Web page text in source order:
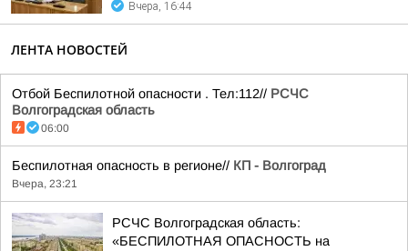
Вчера, 16:44
ЛЕНТА НОВОСТЕЙ
Отбой Беспилотной опасности . Тел:112// РСЧС
Волгоградская область
06:00
Беспилотная опасность в регионе// КП - Волгоград
Вчера, 23:21
РСЧС Волгоградская область:
«БЕСПИЛОТНАЯ ОПАСНОСТЬ на